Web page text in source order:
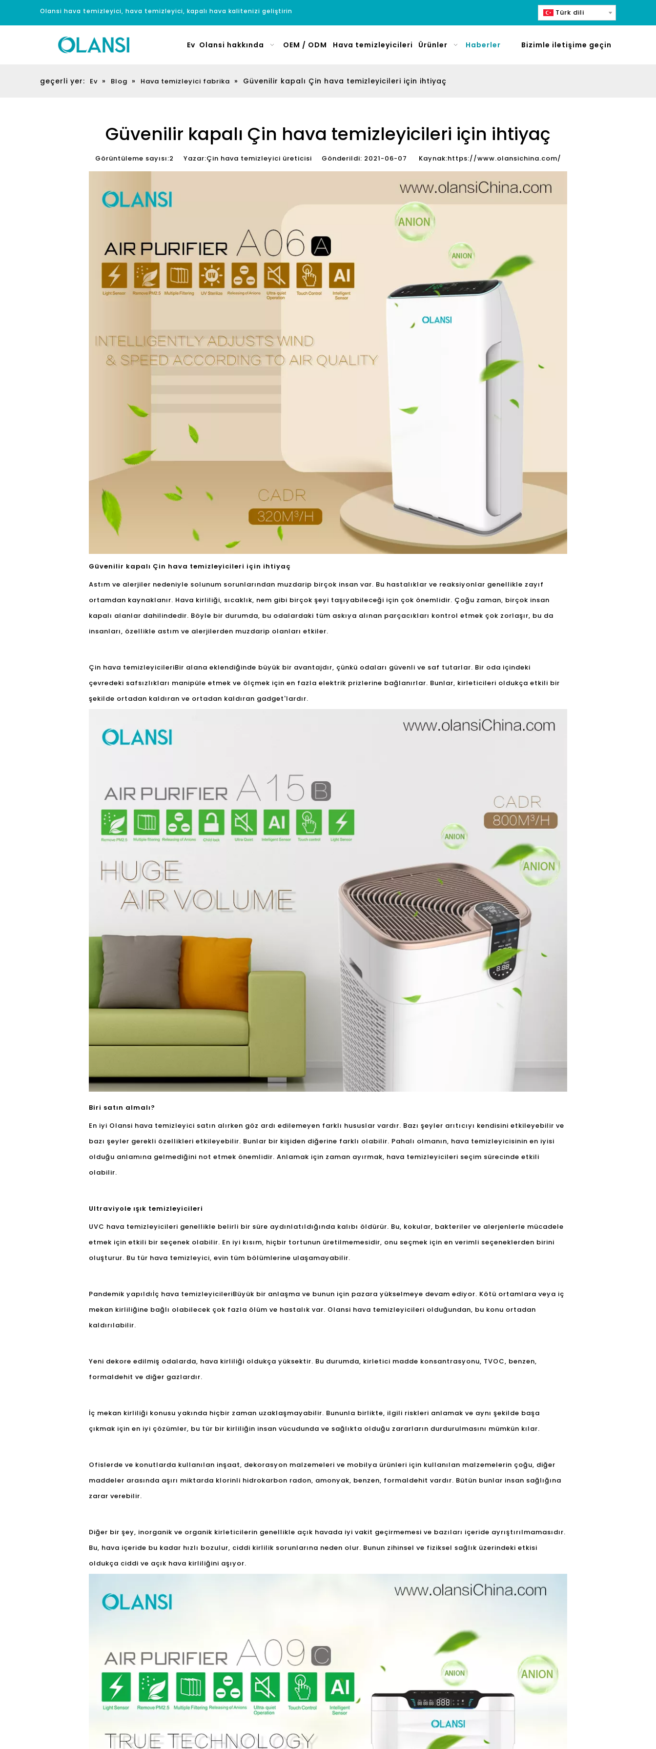
Olansi hava temizleyici, hava temizleyici, kapalı hava kalitenizi geliştirin Türk dili
Ev Olansi hakkında OEM / ODM Hava temizleyicileri Ürünler Haberler Bizimle iletişime geçin
geçerli yer: Ev » Blog » Hava temizleyici fabrika » Güvenilir kapalı Çin hava temizleyicileri için ihtiyaç
Güvenilir kapalı Çin hava temizleyicileri için ihtiyaç
Görüntüleme sayısı:2 Yazar:Çin hava temizleyici üreticisi Gönderildi: 2021-06-07 Kaynak:https://www.olansichina.com/
Güvenilir kapalı Çin hava temizleyicileri için ihtiyaç
Astım ve alerjiler nedeniyle solunum sorunlarından muzdarip birçok insan var. Bu hastalıklar ve reaksiyonlar genellikle zayıf
ortamdan kaynaklanır. Hava kirliliği, sıcaklık, nem gibi birçok şeyi taşıyabileceği için çok önemlidir. Çoğu zaman, birçok insan
kapalı alanlar dahilindedir. Böyle bir durumda, bu odalardaki tüm askıya alınan parçacıkları kontrol etmek çok zorlaşır, bu da
insanları, özellikle astım ve alerjilerden muzdarip olanları etkiler.
Çin hava temizleyicileriBir alana eklendiğinde büyük bir avantajdır, çünkü odaları güvenli ve saf tutarlar. Bir oda içindeki
çevredeki safsızlıkları manipüle etmek ve ölçmek için en fazla elektrik prizlerine bağlanırlar. Bunlar, kirleticileri oldukça etkili bir
şekilde ortadan kaldıran ve ortadan kaldıran gadget'lardır.
Biri satın almalı?
En iyi Olansi hava temizleyici satın alırken göz ardı edilemeyen farklı hususlar vardır. Bazı şeyler arıtıcıyı kendisini etkileyebilir ve
bazı şeyler gerekli özellikleri etkileyebilir. Bunlar bir kişiden diğerine farklı olabilir. Pahalı olmanın, hava temizleyicisinin en iyisi
olduğu anlamına gelmediğini not etmek önemlidir. Anlamak için zaman ayırmak, hava temizleyicileri seçim sürecinde etkili
olabilir.
Ultraviyole ışık temizleyicileri
UVC hava temizleyicileri genellikle belirli bir süre aydınlatıldığında kalıbı öldürür. Bu, kokular, bakteriler ve alerjenlerle mücadele
etmek için etkili bir seçenek olabilir. En iyi kısım, hiçbir tortunun üretilmemesidir, onu seçmek için en verimli seçeneklerden birini
oluşturur. Bu tür hava temizleyici, evin tüm bölümlerine ulaşamayabilir.
Pandemik yapıldıİç hava temizleyicileriBüyük bir anlaşma ve bunun için pazara yükselmeye devam ediyor. Kötü ortamlara veya iç
mekan kirliliğine bağlı olabilecek çok fazla ölüm ve hastalık var. Olansi hava temizleyicileri olduğundan, bu konu ortadan
kaldırılabilir.
Yeni dekore edilmiş odalarda, hava kirliliği oldukça yüksektir. Bu durumda, kirletici madde konsantrasyonu, TVOC, benzen,
formaldehit ve diğer gazlardır.
İç mekan kirliliği konusu yakında hiçbir zaman uzaklaşmayabilir. Bununla birlikte, ilgili riskleri anlamak ve aynı şekilde başa
çıkmak için en iyi çözümler, bu tür bir kirliliğin insan vücudunda ve sağlıkta olduğu zararların durdurulmasını mümkün kılar.
Ofislerde ve konutlarda kullanılan inşaat, dekorasyon malzemeleri ve mobilya ürünleri için kullanılan malzemelerin çoğu, diğer
maddeler arasında aşırı miktarda klorinli hidrokarbon radon, amonyak, benzen, formaldehit vardır. Bütün bunlar insan sağlığına
zarar verebilir.
Diğer bir şey, inorganik ve organik kirleticilerin genellikle açık havada iyi vakit geçirmemesi ve bazıları içeride ayrıştırılmamasıdır.
Bu, hava içeride bu kadar hızlı bozulur, ciddi kirlilik sorunlarına neden olur. Bunun zihinsel ve fiziksel sağlık üzerindeki etkisi
oldukça ciddi ve açık hava kirliliğini aşıyor.